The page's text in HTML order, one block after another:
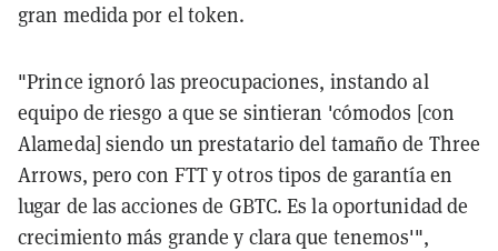
gran medida por el token.
"Prince ignoró las preocupaciones, instando al
equipo de riesgo a que se sintieran 'cómodos [con
Alameda] siendo un prestatario del tamaño de Three
Arrows, pero con FTT y otros tipos de garantía en
lugar de las acciones de GBTC. Es la oportunidad de
crecimiento más grande y clara que tenemos'",